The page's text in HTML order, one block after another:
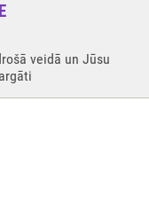
veidā un Jūsu